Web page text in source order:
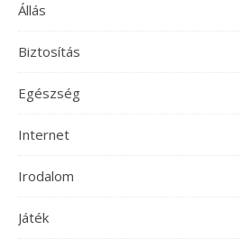
Állás
Biztosítás
Egészség
Internet
Irodalom
Játék